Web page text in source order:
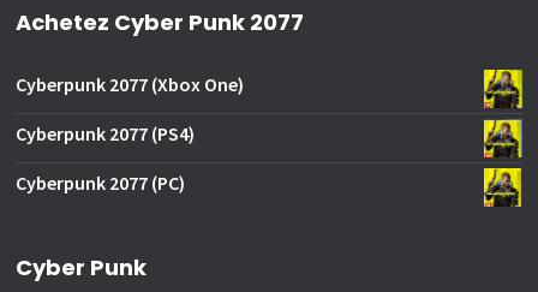
Achetez Cyber Punk 2077
Cyberpunk 2077 (Xbox One)
Cyberpunk 2077 (PS4)
Cyberpunk 2077 (PC)
Cyber Punk